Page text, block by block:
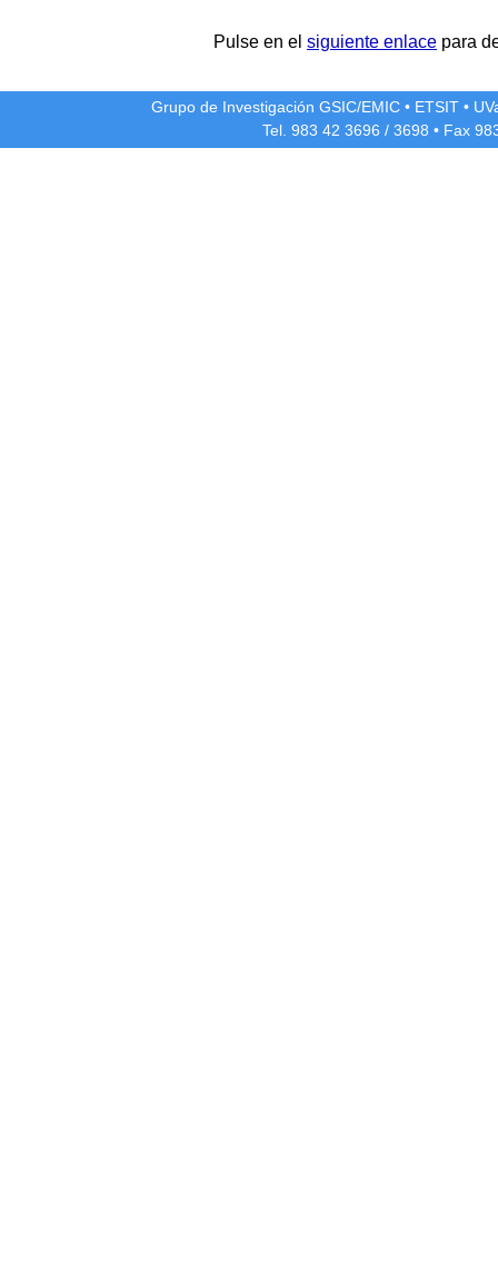
Pulse en el siguiente enlace para
Grupo de Investigación GSIC/EMIC • ETSIT •
Tel. 983 42 3696 / 3698 • Fax